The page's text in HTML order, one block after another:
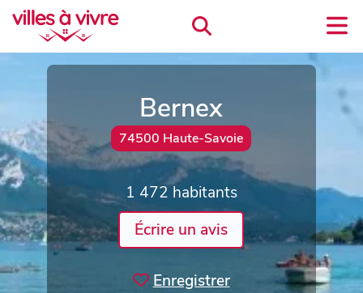
Bernex
74500 Haute-Savoie
1 472 habitants
Écrire un avis
Enregistrer